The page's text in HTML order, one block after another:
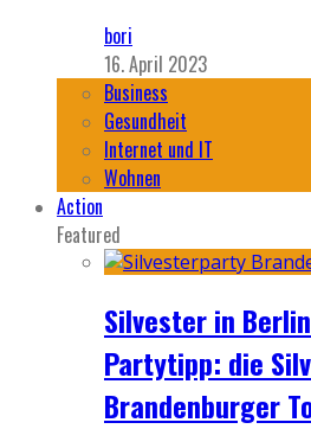
bori
16. April 2023
Business
Gesundheit
Internet und IT
Wohnen
Action
Featured
Silvester in
Partytipp: die
Brandenburger